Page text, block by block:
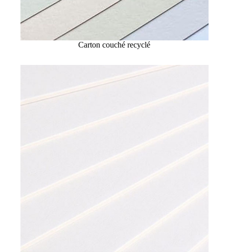
Carton couché recyclé